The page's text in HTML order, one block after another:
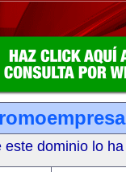
este dominio lo